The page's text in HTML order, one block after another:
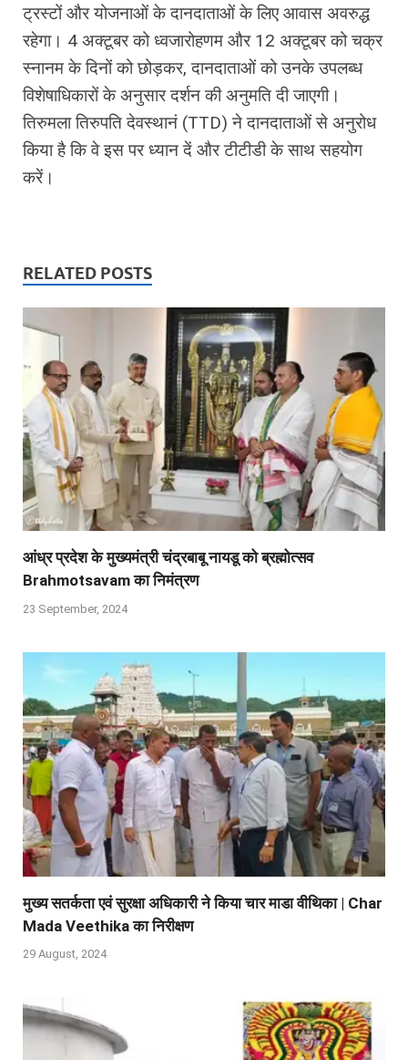
ट्रस्टों और योजनाओं के दानदाताओं के लिए आवास अवरुद्ध
रहेगा। 4 अक्टूबर को ध्वजारोहणम और 12 अक्टूबर को चक्र
स्नानम के दिनों को छोड़कर, दानदाताओं को उनके उपलब्ध
विशेषाधिकारों के अनुसार दर्शन की अनुमति दी जाएगी।
तिरुमला तिरुपति देवस्‍थानं (TTD) ने दानदाताओं से अनुरोध
किया है कि वे इस पर ध्यान दें और टीटीडी के साथ सहयोग
करें।
RELATED POSTS
आंध्र प्रदेश के मुख्यमंत्री चंद्रबाबू नायडू को ब्रह्मोत्सव
Brahmotsavam का निमंत्रण
23 September, 2024
मुख्य सतर्कता एवं सुरक्षा अधिकारी ने किया चार माडा वीथिका | Char
Mada Veethika का निरीक्षण
29 August, 2024